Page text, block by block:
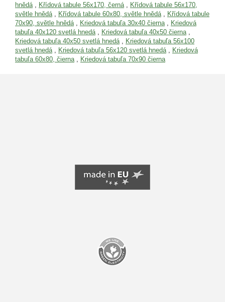
hnědá , Křídová tabule 56x170, černá , Křídová tabule 56x170,
světle hnědá , Křídová tabule 60x80, světle hnědá , Křídová tabule
70x90, světle hnědá , Kriedová tabuľa 30x40 čierna , Kriedová
tabuľa 40x120 svetlá hnedá , Kriedová tabuľa 40x50 čierna ,
Kriedová tabuľa 40x50 svetlá hnedá , Kriedová tabuľa 56x100
svetlá hnedá , Kriedová tabuľa 56x120 svetlá hnedá , Kriedová
tabuľa 60x80, čierna , Kriedová tabuľa 70x90 čierna